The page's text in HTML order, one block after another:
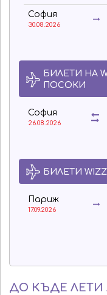
София
30.08.2026
БИЛЕТИ НА
ПОСОКИ
София
26.08.2026
БИЛЕТИ
Париж
17.09.2026
ДО КЪДЕ ЛЕТИ